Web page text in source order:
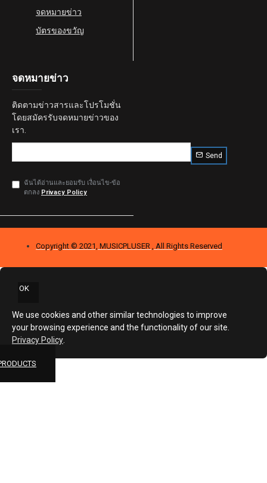
จดหมายข่าว
บัตรของขวัญ
จดหมายข่าว
ติดตามข่าวสารและโปรโมชั่น
โดยสมัครรับจดหมายข่าวของ
เรา.
Send
ฉันได้อ่านและยอมรับ เงื่อนไข-ข้อ
ตกลง Privacy Policy
Copyright © 2021, MUSICPLUSER , All Rights Reserved
OK
We use cookies and other similar technologies to improve
your browsing experience and the functionality of our site.
Privacy Policy